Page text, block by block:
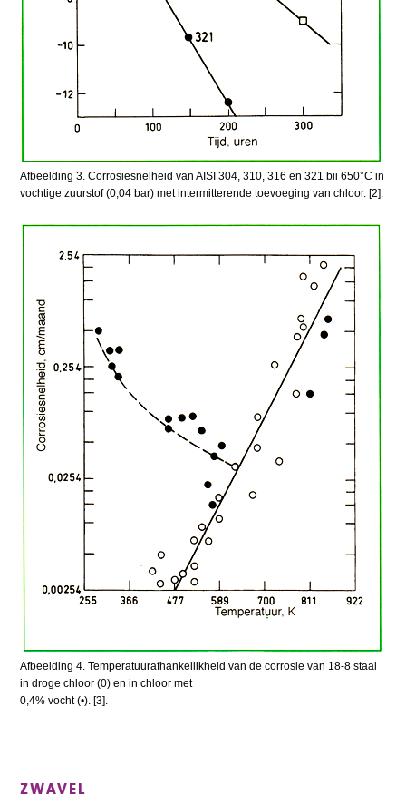
Afbeelding 3. Corrosiesnelheid van AISI 304, 310, 316 en 321 bii 650°C in
vochtige zuurstof (0,04 bar) met intermitterende toevoeging van chloor. [2].
Afbeelding 4. Temperatuurafhankeliikheid van de corrosie van 18-8 staal
in droge chloor (0) en in chloor met
0,4% vocht (•). [3].
ZWAVEL